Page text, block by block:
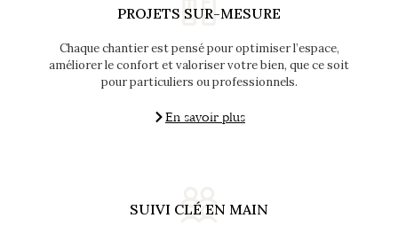
PROJETS SUR-MESURE
Chaque chantier est pensé pour optimiser l’espace,
améliorer le confort et valoriser votre bien, que ce soit
pour particuliers ou professionnels.
En savoir plus
SUIVI CLÉ EN MAIN